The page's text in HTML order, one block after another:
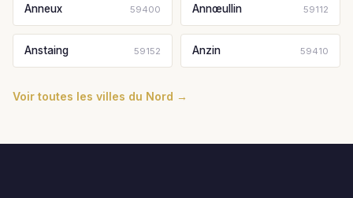
Anneux 59400 Annœullin 59112
Anstaing 59152 Anzin 59410
Voir toutes les villes du Nord →